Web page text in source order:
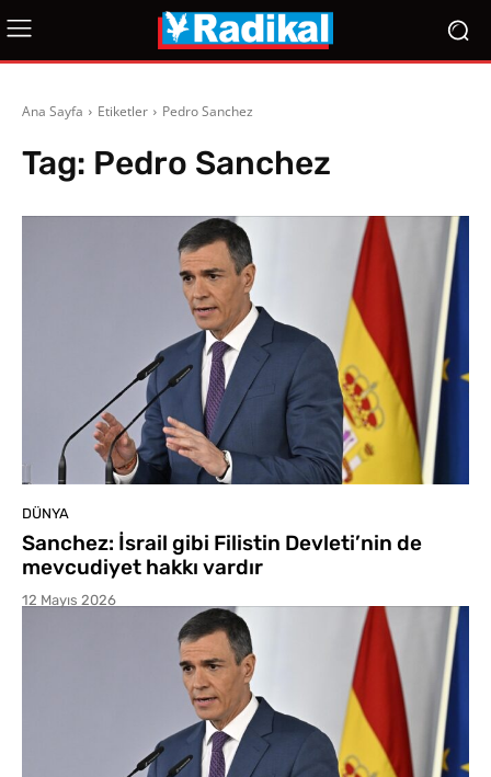
Ana Sayfa Etiketler Pedro Sanchez
Tag: Pedro Sanchez
DÜNYA
Sanchez: İsrail gibi Filistin Devleti’nin de
mevcudiyet hakkı vardır
12 Mayıs 2026